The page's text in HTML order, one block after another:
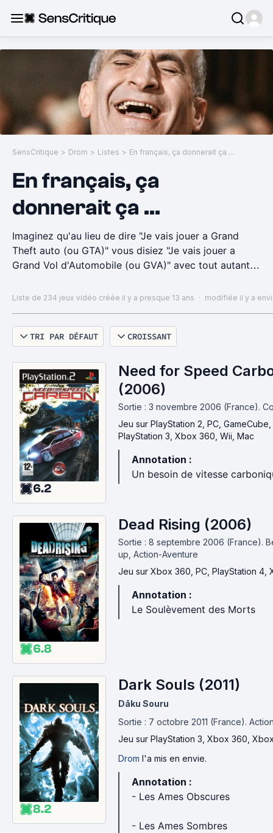
SensCritique > Drom > Listes > En français, ça donnerait ça ...
En français, ça
donnerait ça ...
Imaginez qu'au lieu de dire "Je vais jouer a Grand
Theft auto (ou GTA)" vous disiez "Je vais jouer a
Grand Vol d'Automobile (ou GVA)" avec tout autant
l'ami Gozer, disparu du jour au lendemain, qui a
beaucoup apporté à cette liste.
Liste de 234 jeux vidéo créée il y a presque 13 ans · modifiée il y a
TRI PAR DÉFAUT CROISSANT
6.2
Need for Speed
(2006)
Sortie : 3 novembre 2006 (France).
Jeu sur PlayStation 2, PC,
PlayStation 3, Xbox 360, Wii, Mac
Annotation :
Un besoin de vitesse
6.8
Dead Rising (2006)
Sortie : 8 septembre 2006 (France).
up, Action-Aventure
Jeu sur Xbox 360, PC, PlayStation 4,
Annotation :
Le Soulèvement des Morts
8.2
Dark Souls (2011)
Dāku Souru
Sortie : 7 octobre 2011 (France).
Jeu sur PlayStation 3, Xbox 360,
Drom l'a mis en envie.
Annotation :
- Les Ames Obscures
- Les Ames Sombres